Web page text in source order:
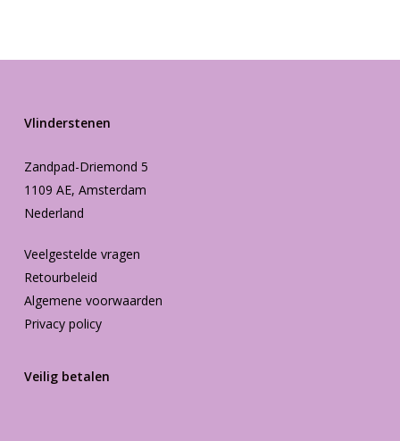
Vlinderstenen
Zandpad-Driemond 5
1109 AE, Amsterdam
Nederland
Veelgestelde vragen
Retourbeleid
Algemene voorwaarden
Privacy policy
Veilig betalen